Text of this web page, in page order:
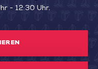
- 12:30 Uhr.